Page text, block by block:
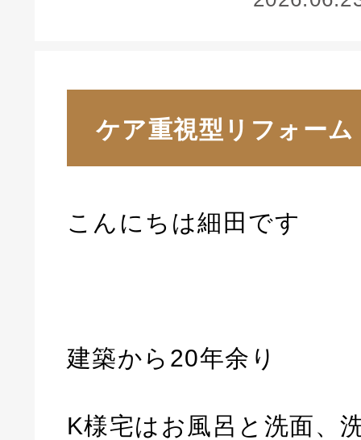
ケア重視型リフォーム
こんにちは細田です
建築から20年余り
K様宅はお風呂と洗面、